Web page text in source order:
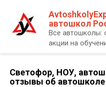
контенту
автошкол
Все автошколы:
акции на
Светофор, НОУ,
отзывы об автошколе